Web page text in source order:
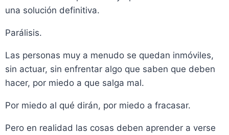
una solución definitiva.
Parálisis.
Las personas muy a menudo se quedan inmóviles,
sin actuar, sin enfrentar algo que saben que deben
hacer, por miedo a que salga mal.
Por miedo al qué dirán, por miedo a fracasar.
Pero en realidad las cosas deben aprender a verse